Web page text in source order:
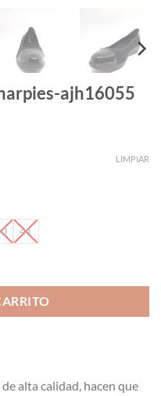
ajh16055
41
LIMPIAR
alta calidad, hacen que